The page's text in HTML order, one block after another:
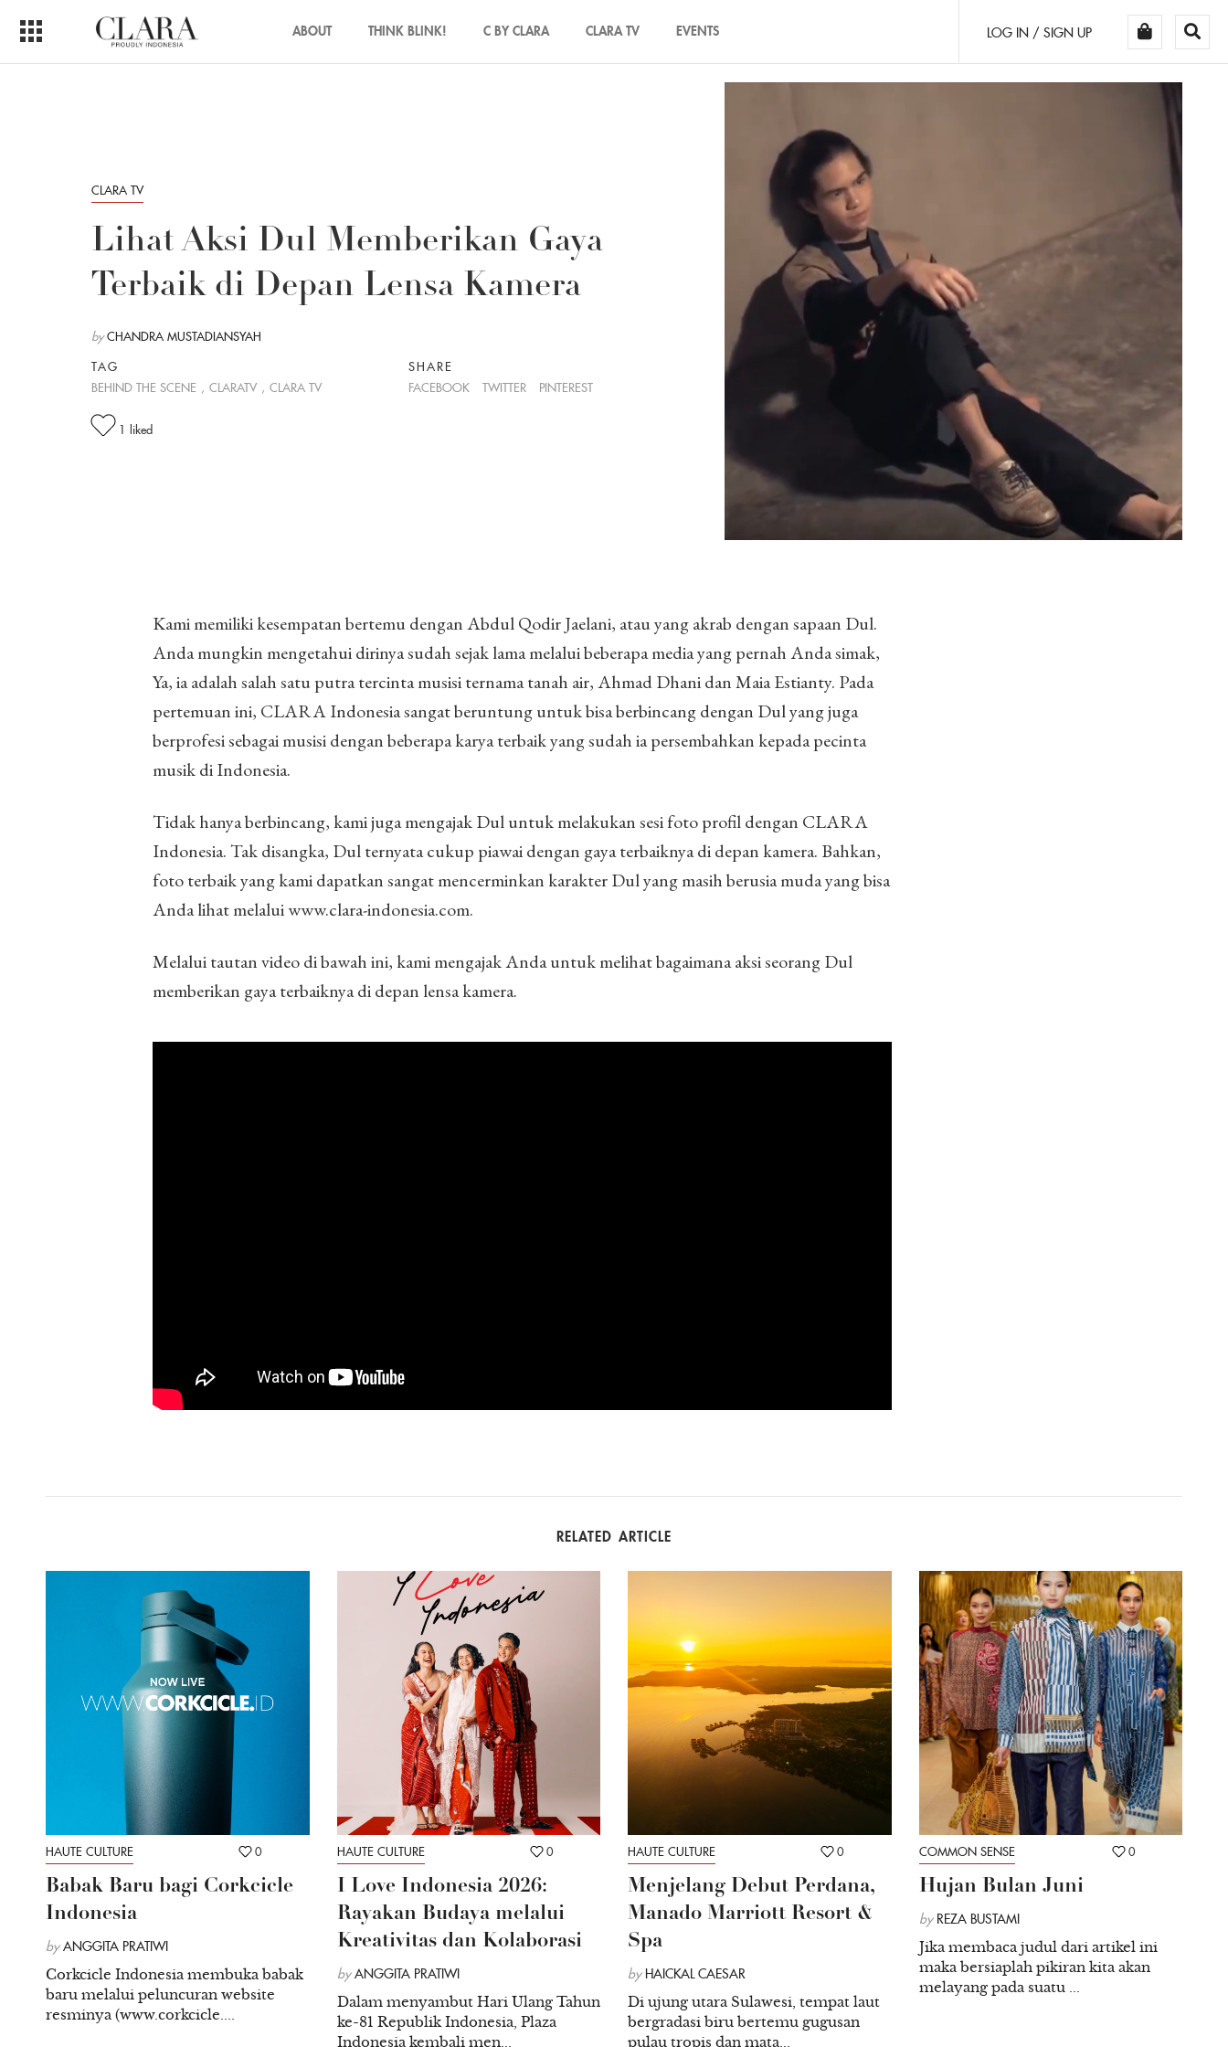
ABOUT THINK BLINK! C BY CLARA CLARA TV EVENTS LOG IN / SIGN UP
CLARA TV
Lihat Aksi Dul Memberikan Gaya
Terbaik di Depan Lensa Kamera
by CHANDRA MUSTADIANSYAH
TAG
BEHIND THE SCENE , CLARATV , CLARA TV
SHARE
FACEBOOK
TWITTER PINTEREST
1 liked
Kami memiliki kesempatan bertemu dengan Abdul Qodir Jaelani, atau yang akrab dengan sapaan Dul.
Anda mungkin mengetahui dirinya sudah sejak lama melalui beberapa media yang pernah Anda simak,
Ya, ia adalah salah satu putra tercinta musisi ternama tanah air, Ahmad Dhani dan Maia Estianty. Pada
pertemuan ini, CLARA Indonesia sangat beruntung untuk bisa berbincang dengan Dul yang juga
berprofesi sebagai musisi dengan beberapa karya terbaik yang sudah ia persembahkan kepada pecinta
musik di Indonesia.
Tidak hanya berbincang, kami juga mengajak Dul untuk melakukan sesi foto profil dengan CLARA
Indonesia. Tak disangka, Dul ternyata cukup piawai dengan gaya terbaiknya di depan kamera. Bahkan,
foto terbaik yang kami dapatkan sangat mencerminkan karakter Dul yang masih berusia muda yang bisa
Anda lihat melalui www.clara-indonesia.com.
Melalui tautan video di bawah ini, kami mengajak Anda untuk melihat bagaimana aksi seorang Dul
memberikan gaya terbaiknya di depan lensa kamera.
RELATED ARTICLE
HAUTE CULTURE 0
Babak Baru bagi Corkcicle
Indonesia
by ANGGITA PRATIWI
Corkcicle Indonesia membuka babak
baru melalui peluncuran website
resminya (www.corkcicle....
HAUTE CULTURE 0
I Love Indonesia 2026:
Rayakan Budaya melalui
Kreativitas dan Kolaborasi
by ANGGITA PRATIWI
Dalam menyambut Hari Ulang Tahun
ke-81 Republik Indonesia, Plaza
Indonesia kembali men...
HAUTE CULTURE 0
Menjelang Debut Perdana,
Manado Marriott Resort &
Spa
by HAICKAL CAESAR
Di ujung utara Sulawesi, tempat laut
bergradasi biru bertemu gugusan
pulau tropis dan mata...
COMMON SENSE 0
Hujan Bulan Juni
by REZA BUSTAMI
Jika membaca judul dari artikel ini
maka bersiaplah pikiran kita akan
melayang pada suatu ...